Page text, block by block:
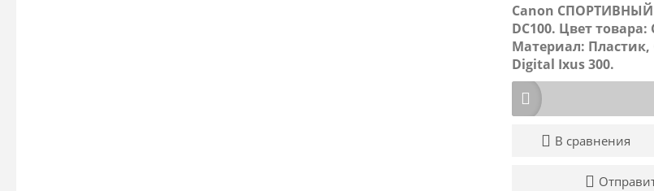
Canon СПОРТИВНЫЙ
DC100. Цвет
Материал:
Digital Ixus 300.
В сравнения